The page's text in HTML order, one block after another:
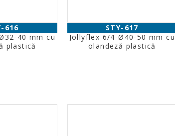
616
40 mm cu
plastică
STY-617
Jollyflex 6/4-Ø40-50 mm cu
olandeză plastică